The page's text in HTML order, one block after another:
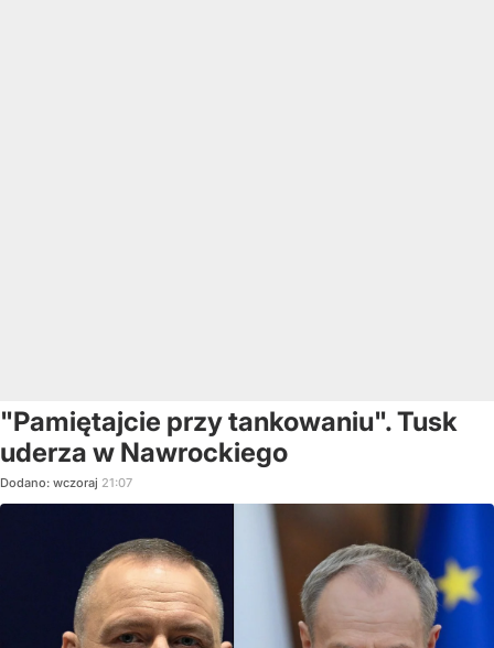
"Pamiętajcie przy tankowaniu". Tusk
uderza w Nawrockiego
Dodano: wczoraj 21:07